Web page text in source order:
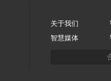
关于我们
智慧媒体